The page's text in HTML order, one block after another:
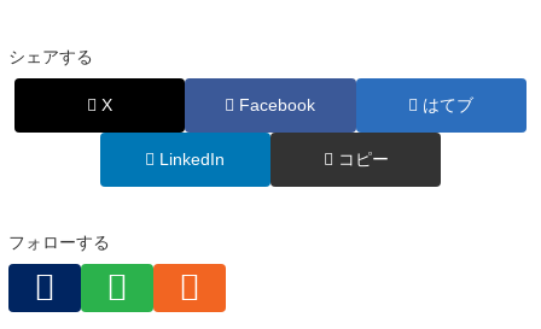
シェアする
X Facebook はてブ
LinkedIn コピー
フォローする